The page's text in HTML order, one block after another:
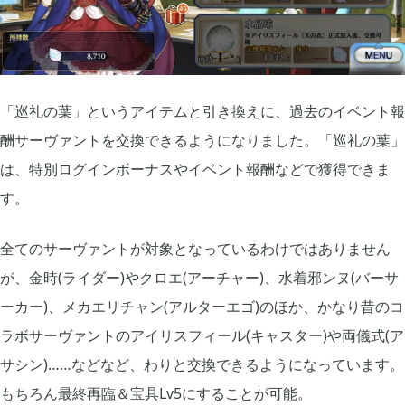
「巡礼の葉」というアイテムと引き換えに、過去のイベント報
酬サーヴァントを交換できるようになりました。「巡礼の葉」
は、特別ログインボーナスやイベント報酬などで獲得できま
す。
全てのサーヴァントが対象となっているわけではありません
が、金時(ライダー)やクロエ(アーチャー)、水着邪ンヌ(バーサ
ーカー)、メカエリチャン(アルターエゴ)のほか、かなり昔のコ
ラボサーヴァントのアイリスフィール(キャスター)や両儀式(ア
サシン)……などなど、わりと交換できるようになっています。
もちろん最終再臨＆宝具Lv5にすることが可能。
2018年12月 7
2018年11月 3
2018年06月 1